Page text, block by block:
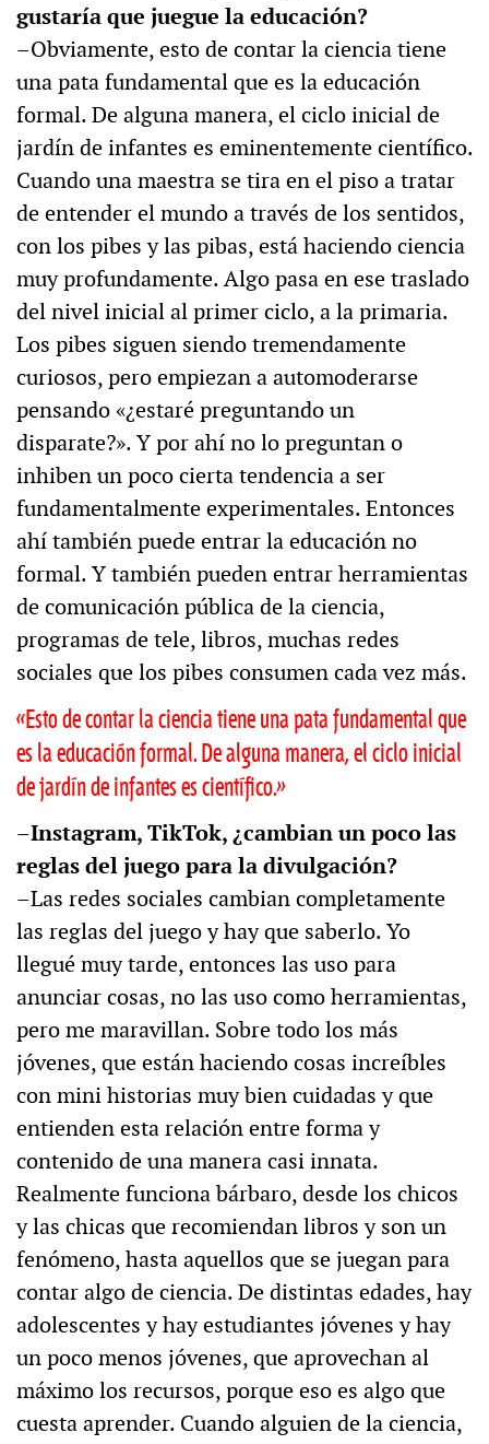
gustaría que juegue la educación?
–Obviamente, esto de contar la ciencia tiene
una pata fundamental que es la educación
formal. De alguna manera, el ciclo inicial de
jardín de infantes es eminentemente científico.
Cuando una maestra se tira en el piso a tratar
de entender el mundo a través de los sentidos,
con los pibes y las pibas, está haciendo ciencia
muy profundamente. Algo pasa en ese traslado
del nivel inicial al primer ciclo, a la primaria.
Los pibes siguen siendo tremendamente
curiosos, pero empiezan a automoderarse
pensando «¿estaré preguntando un
disparate?». Y por ahí no lo preguntan o
inhiben un poco cierta tendencia a ser
fundamentalmente experimentales. Entonces
ahí también puede entrar la educación no
formal. Y también pueden entrar herramientas
de comunicación pública de la ciencia,
programas de tele, libros, muchas redes
sociales que los pibes consumen cada vez más.
«Esto de contar la ciencia tiene una pata fundamental que
es la educación formal. De alguna manera, el ciclo inicial
de jardín de infantes es científico.»
–Instagram, TikTok, ¿cambian un poco las
reglas del juego para la divulgación?
–Las redes sociales cambian completamente
las reglas del juego y hay que saberlo. Yo
llegué muy tarde, entonces las uso para
anunciar cosas, no las uso como herramientas,
pero me maravillan. Sobre todo los más
jóvenes, que están haciendo cosas increíbles
con mini historias muy bien cuidadas y que
entienden esta relación entre forma y
contenido de una manera casi innata.
Realmente funciona bárbaro, desde los chicos
y las chicas que recomiendan libros y son un
fenómeno, hasta aquellos que se juegan para
contar algo de ciencia. De distintas edades, hay
adolescentes y hay estudiantes jóvenes y hay
un poco menos jóvenes, que aprovechan al
máximo los recursos, porque eso es algo que
cuesta aprender. Cuando alguien de la ciencia,